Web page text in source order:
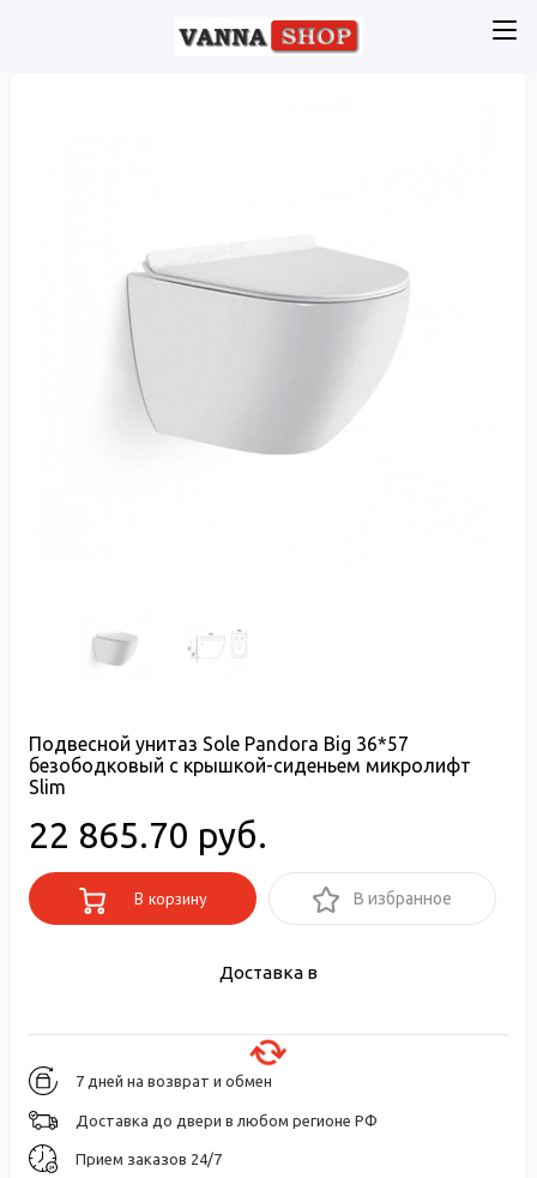
Подвесной унитаз Sole Pandora Big 36*57
безободковый с крышкой-сиденьем микролифт
Slim
22 865.70 руб.
В корзину В избранное
Доставка в
7 дней на возврат и обмен
Доставка до двери в любом регионе РФ
Прием заказов 24/7